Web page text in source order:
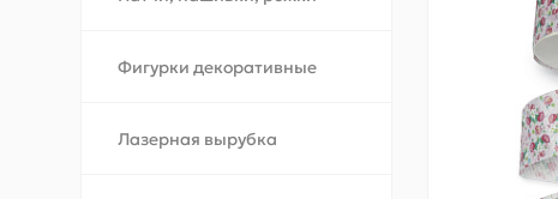
Фигурки декоративные
Лазерная вырубка